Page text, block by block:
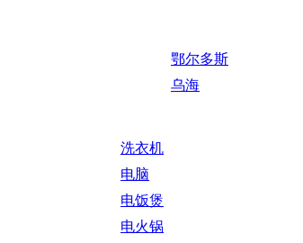
鄂尔多斯
乌海
洗衣机
电脑
电饭煲
电火锅